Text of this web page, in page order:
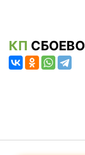
КП СБОЕВО